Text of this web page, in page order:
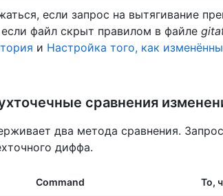
если запрос на вытягивание
файл скрыт правилом в файле
и Настройка того, как
сравнения
два метода сравнения.
диффа.
Command То,